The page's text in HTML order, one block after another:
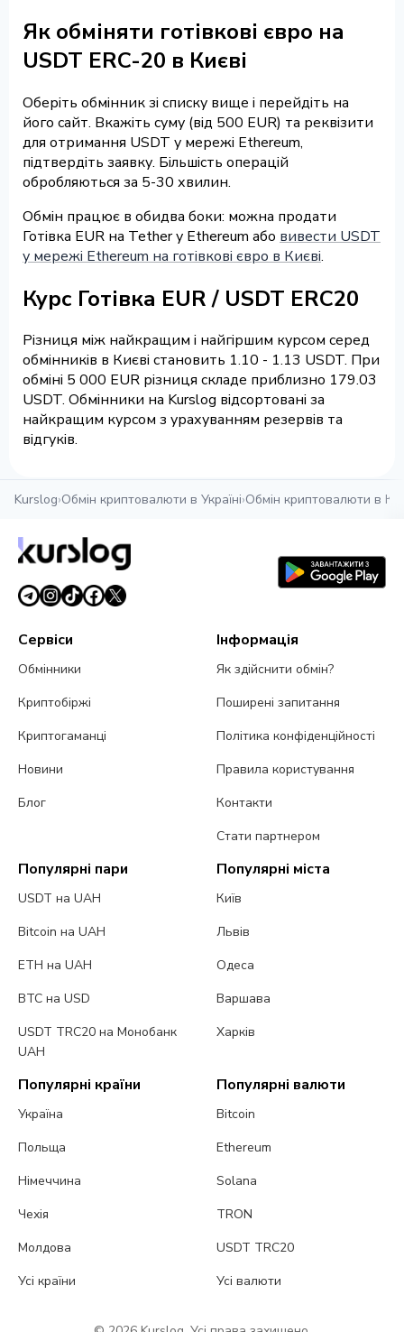
Як обміняти готівкові євро на
USDT ERC-20 в Києві
Оберіть обмінник зі списку вище і перейдіть на
його сайт. Вкажіть суму (від 500 EUR) та реквізити
для отримання USDT у мережі Ethereum,
підтвердіть заявку. Більшість операцій
обробляються за 5-30 хвилин.
Обмін працює в обидва боки: можна продати
Готівка EUR на Tether у Ethereum або вивести USDT
у мережі Ethereum на готівкові євро в Києві.
Курс Готівка EUR / USDT ERC20
Різниця між найкращим і найгіршим курсом серед
обмінників в Києві становить 1.10 - 1.13 USDT. При
обміні 5 000 EUR різниця складе приблизно 179.03
USDT. Обмінники на Kurslog відсортовані за
найкращим курсом з урахуванням резервів та
відгуків.
Kurslog›Обмін криптовалюти в Україні›Обмін криптовалюти в
Сервіси
Обмінники
Криптобіржі
Криптогаманці
Новини
Блог
Інформація
Як здійснити обмін?
Поширені запитання
Політика конфіденційності
Правила користування
Контакти
Стати партнером
Популярні пари
USDT на UAH
Bitcoin на UAH
ETH на UAH
BTC на USD
USDT TRC20 на Монобанк
UAH
Популярні міста
Київ
Львів
Одеса
Варшава
Харків
Популярні країни
Україна
Польща
Німеччина
Чехія
Молдова
Усі країни
Популярні валюти
Bitcoin
Ethereum
Solana
TRON
USDT TRC20
Усі валюти